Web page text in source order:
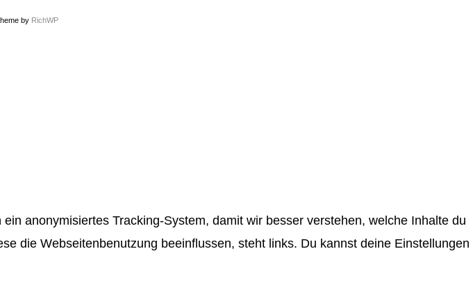
by RichWP
anonymisiertes Tracking-System, damit wir besser verstehen, welche Inhalte du
die Webseitenbenutzung beeinflussen, steht links. Du kannst deine Einstellungen